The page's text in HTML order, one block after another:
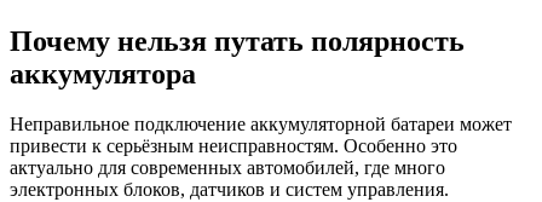
Почему нельзя путать полярность
аккумулятора
Неправильное подключение аккумуляторной батареи может
привести к серьёзным неисправностям. Особенно это
актуально для современных автомобилей, где много
электронных блоков, датчиков и систем управления.